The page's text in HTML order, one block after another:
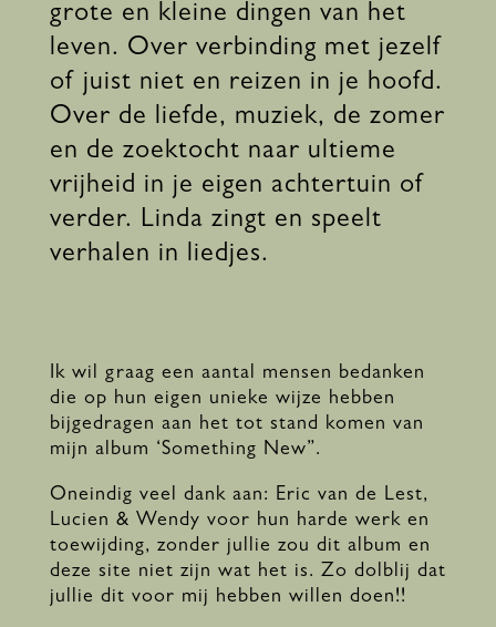
grote en kleine dingen van het
leven. Over verbinding met jezelf
of juist niet en reizen in je hoofd.
Over de liefde, muziek, de zomer
en de zoektocht naar ultieme
vrijheid in je eigen achtertuin of
verder. Linda zingt en speelt
verhalen in liedjes.
Ik wil graag een aantal mensen bedanken
die op hun eigen unieke wijze hebben
bijgedragen aan het tot stand komen van
mijn album ‘Something New”.
Oneindig veel dank aan: Eric van de Lest,
Lucien & Wendy voor hun harde werk en
toewijding, zonder jullie zou dit album en
deze site niet zijn wat het is. Zo dolblij dat
jullie dit voor mij hebben willen doen!!